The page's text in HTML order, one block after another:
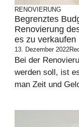
RENOVIERUNG
Begrenztes
Renovierung
es zu verkaufen
13. Dezember 2022
Bei der
werden soll, ist
man Zeit und